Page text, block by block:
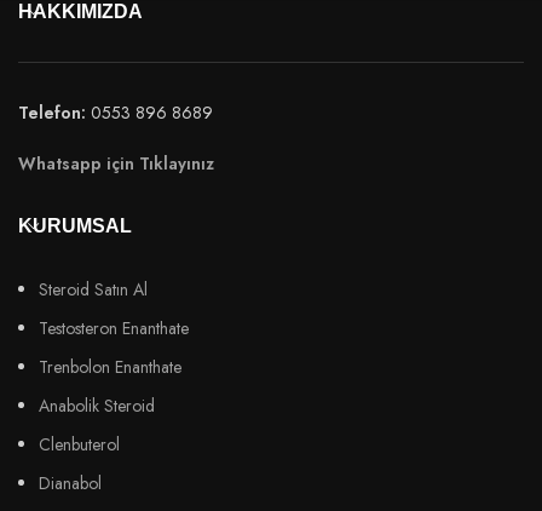
HAKKIMIZDA
Telefon: 0553 896 8689
Whatsapp için Tıklayınız
KURUMSAL
Steroid Satın Al
Testosteron Enanthate
Trenbolon Enanthate
Anabolik Steroid
Clenbuterol
Dianabol